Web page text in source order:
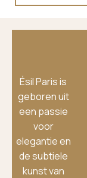
Ésil Paris is
geboren uit
een passie
voor
elegantie en
de subtiele
kunst van